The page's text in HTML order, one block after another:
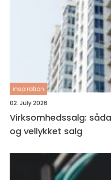
inspiration
02. July 2026
Virksomhedssalg:
og vellykket salg